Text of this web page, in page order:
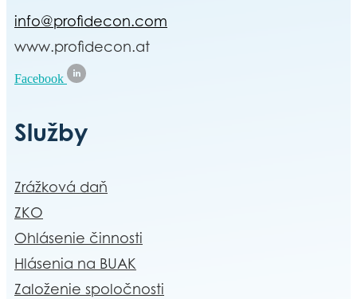
info@profidecon.com
www.profidecon.at
Facebook
Služby
Zrážková daň
ZKO
Ohlásenie činnosti
Hlásenia na BUAK
Založenie spoločnosti